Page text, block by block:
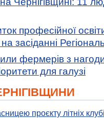
професійної
засіданні
фермерів з
для галузі
проєкту літніх